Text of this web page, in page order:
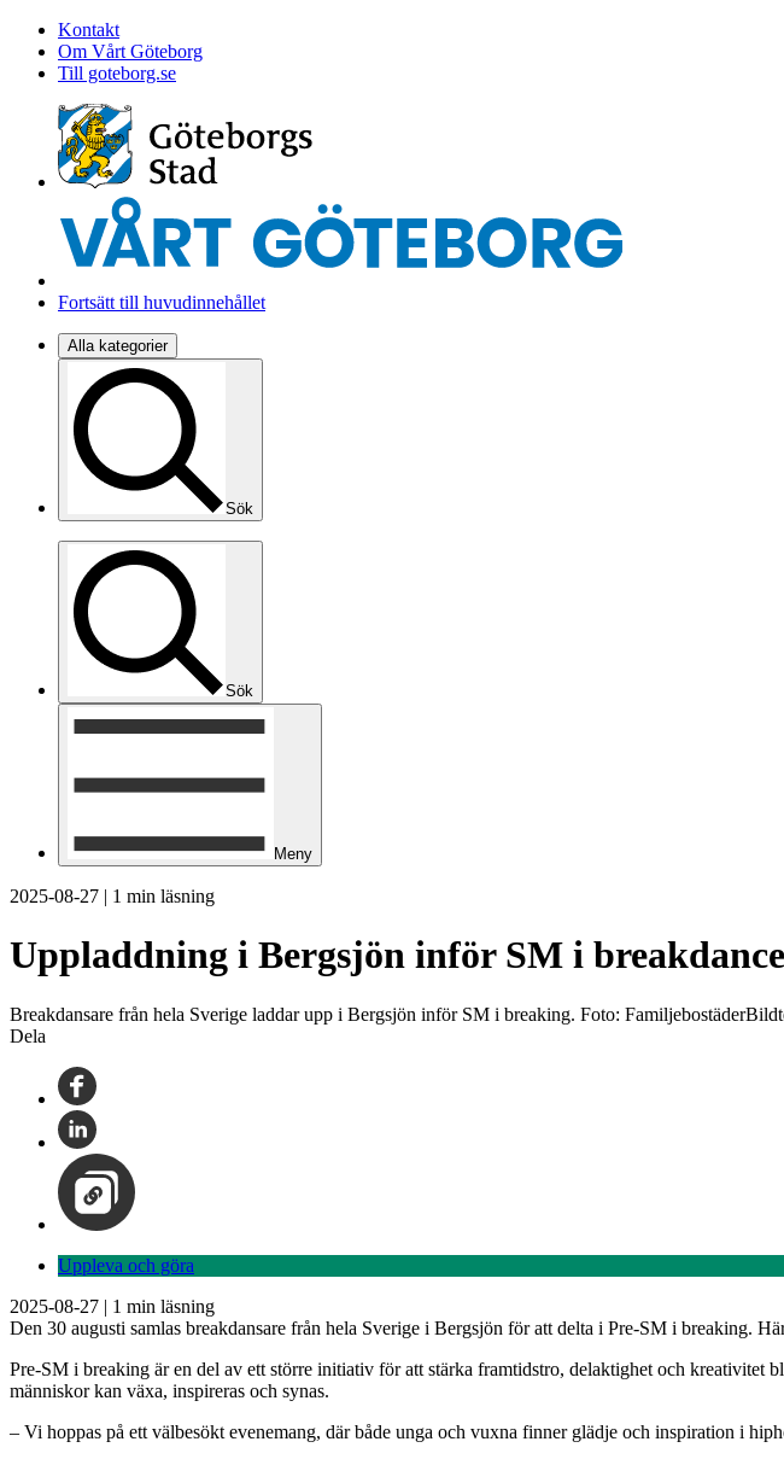
Kontakt
Om Vårt Göteborg
Till goteborg.se
Fortsätt till huvudinnehållet
Alla kategorier
Sök
Sök
Meny
2025-08-27 | 1 min läsning
Uppladdning i Bergsjön inför SM i breakdance
Breakdansare från hela Sverige laddar upp i Bergsjön inför SM i breaking. Foto:
Dela
Uppleva och göra
2025-08-27 | 1 min läsning
Den 30 augusti samlas breakdansare från hela Sverige i Bergsjön för att delta i Pre-SM i breaking.
Pre-SM i breaking är en del av ett större initiativ för att stärka framtidstro, delaktighet och kreativitet
människor kan växa, inspireras och synas.
– Vi hoppas på ett välbesökt evenemang, där både unga och vuxna finner glädje och inspiration i